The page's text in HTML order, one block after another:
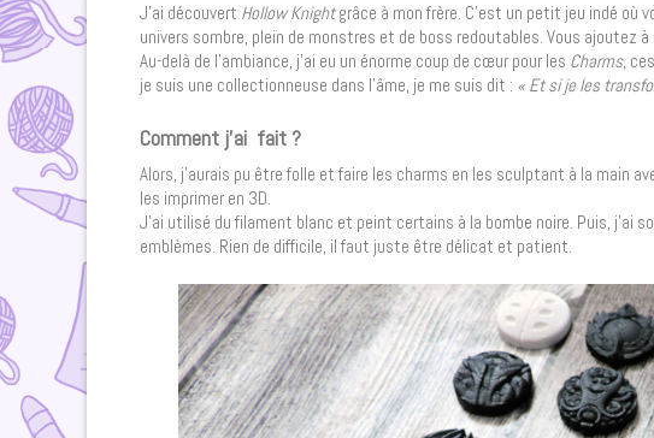
J’ai découvert Hollow Knightgrâce à mon frère. C’est un petit jeu indé où
univers sombre, plein de monstres et de boss redoutables. Vous ajoutez
Au-delà de l’ambiance, j’ai eu un énorme coup de cœur pour les Charms,
je suis une collectionneuse dans l’âme, je me suis dit : « Et si je les
Comment j’ai fait ?
Alors, j’aurais pu être folle et faire les charms en les sculptant à la main
les imprimer en 3D.
J’ai utilisé du filament blanc et peint certains à la bombe noire. Puis, j’ai
emblèmes. Rien de difficile, il faut juste être délicat et patient.